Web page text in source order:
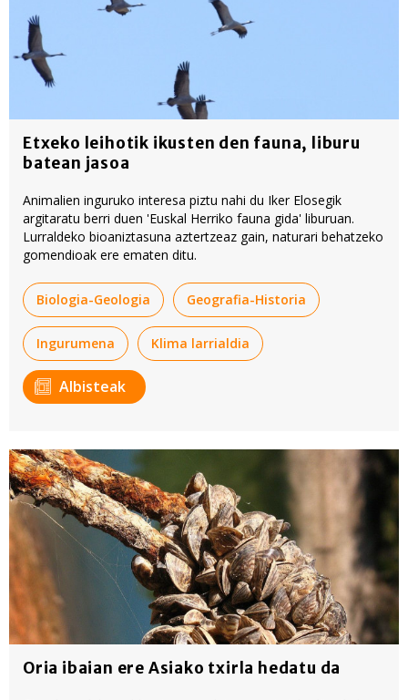
Etxeko leihotik ikusten den fauna, liburu
batean jasoa
Animalien inguruko interesa piztu nahi du Iker Elosegik
argitaratu berri duen 'Euskal Herriko fauna gida' liburuan.
Lurraldeko bioaniztasuna aztertzeaz gain, naturari behatzeko
gomendioak ere ematen ditu.
Biologia-Geologia Geografia-Historia
Ingurumena Klima larrialdia
Albisteak
Oria ibaian ere Asiako txirla hedatu da